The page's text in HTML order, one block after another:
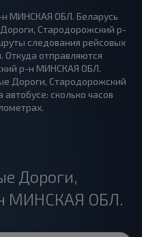
МИНСКАЯ ОБЛ. Беларусь
Стародорожский р-
следования рейсовых
Откуда отправляются
р-н МИНСКАЯ ОБЛ.
Дороги, Стародорожский
сколько часов
Дороги,
МИНСКАЯ ОБЛ.